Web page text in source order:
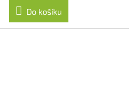
Do košíku